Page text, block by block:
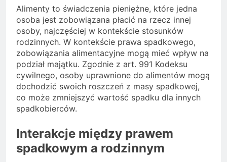
Alimenty to świadczenia pieniężne, które jedna
osoba jest zobowiązana płacić na rzecz innej
osoby, najczęściej w kontekście stosunków
rodzinnych. W kontekście prawa spadkowego,
zobowiązania alimentacyjne mogą mieć wpływ na
podział majątku. Zgodnie z art. 991 Kodeksu
cywilnego, osoby uprawnione do alimentów mogą
dochodzić swoich roszczeń z masy spadkowej,
co może zmniejszyć wartość spadku dla innych
spadkobierców.
Interakcje między prawem
spadkowym a rodzinnym